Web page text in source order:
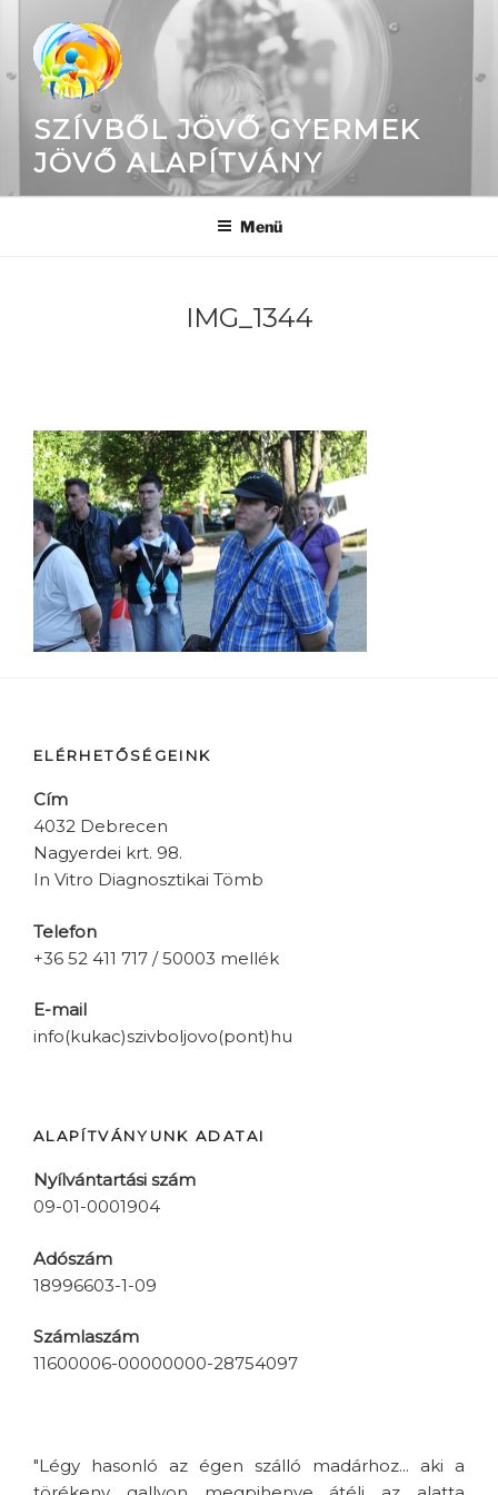
SZÍVBŐL JÖVŐ GYERMEK
JÖVŐ ALAPÍTVÁNY
Menü
IMG_1344
ELÉRHETŐSÉGEINK
Cím
4032 Debrecen
Nagyerdei krt. 98.
In Vitro Diagnosztikai Tömb
Telefon
+36 52 411 717 / 50003 mellék
E-mail
info(kukac)szivboljovo(pont)hu
ALAPÍTVÁNYUNK ADATAI
Nyílvántartási szám
09-01-0001904
Adószám
18996603-1-09
Számlaszám
11600006-00000000-28754097
"Légy hasonló az égen szálló madárhoz... aki a